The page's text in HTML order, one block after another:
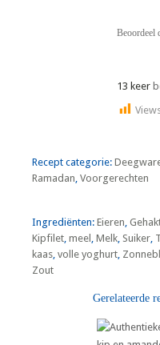
Beoordeel
13 keer
Recept categorie:
Ramadan ,Voorgerechten
Ingrediënten:Eieren ,
Kipfilet ,meel ,Melk Suiker
kaas ,volle yoghurt
Zout
Gerelateerde